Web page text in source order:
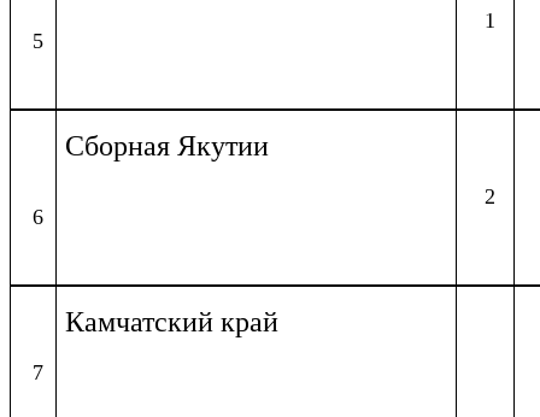
5
1
6
Сборная Якутии
2
7
Камчатский край